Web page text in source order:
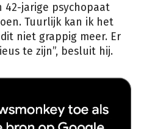
42-jarige psychopaat
Tuurlijk kan ik het
niet grappig meer. Er
te zijn”, besluit hij.